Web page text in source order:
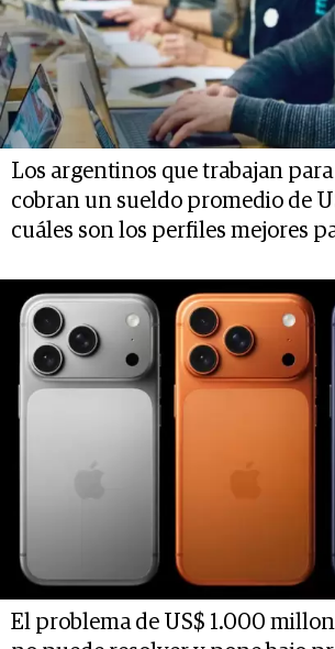
Los argentinos que trabajan
cobran un sueldo promedio de
cuáles son los perfiles mejores
El problema de US$ 1.000